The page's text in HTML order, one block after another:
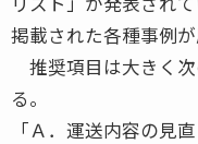
掲載された各種事例が
推奨項目は大きく
る。
「Ａ．運送内容の見